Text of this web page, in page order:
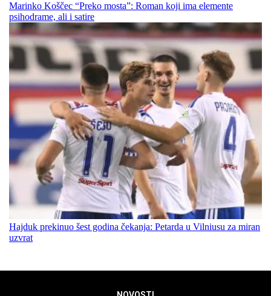
Marinko Koščec “Preko mosta”: Roman koji ima elemente
psihodrame, ali i satire
Hajduk prekinuo šest godina čekanja: Petarda u Vilniusu za miran
uzvrat